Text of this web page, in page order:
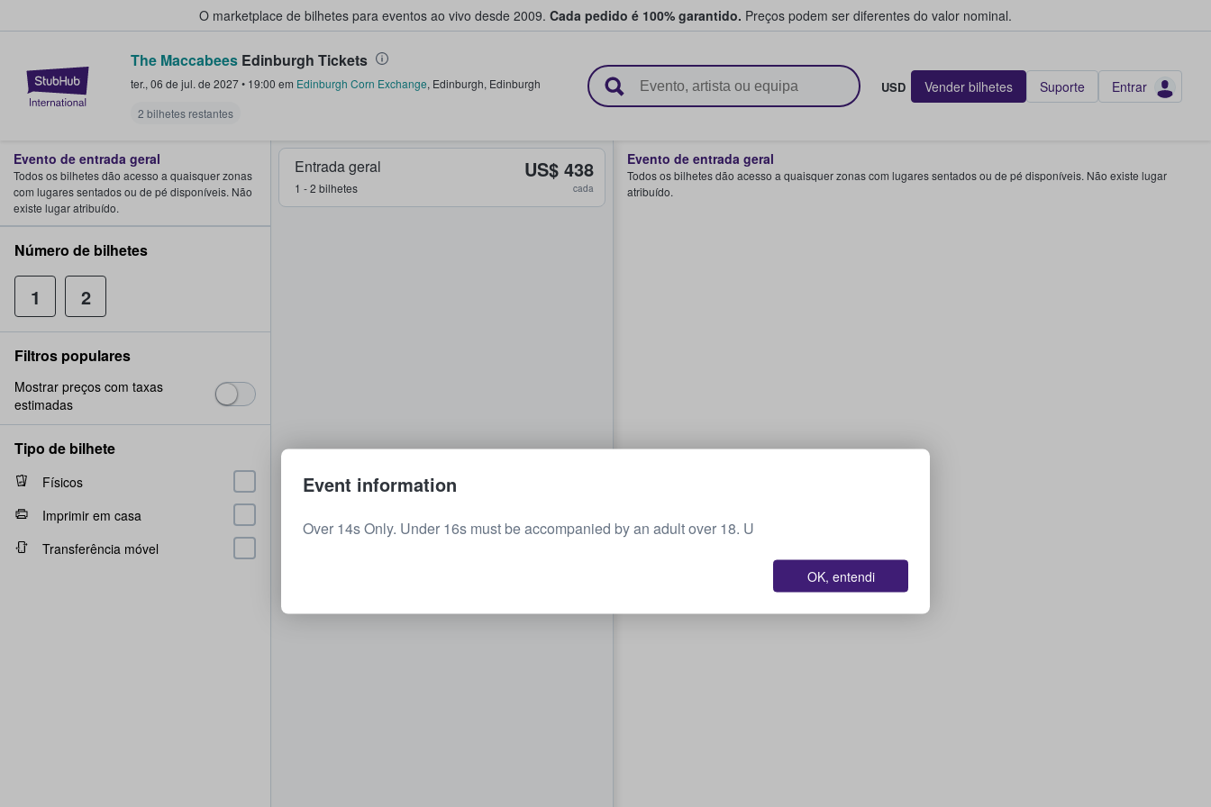
O marketplace de bilhetes para eventos ao vivo desde 2009. Cada pedido é 100% garantido. Preços podem ser diferentes do valor nominal.
StubHub – onde os fãs compram e vendem bilhetes
The Maccabees Edinburgh Tickets
ter., 06 de jul. de 2027• 19:00 em Edinburgh Corn Exchange, Edinburgh, Edinburgh
2 bilhetes restantes
USD Vender bilhetes Suporte Entrar
Entrada geral
1 - 2 bilhetes
US$ 438
cada
Evento de entrada geral
Todos os bilhetes dão acesso a quaisquer zonas com lugares sentados ou de pé disponíveis. Não existe lugar
atribuído.
Evento de entrada geral
Todos os bilhetes dão acesso a quaisquer zonas
com lugares sentados ou de pé disponíveis. Não
existe lugar atribuído.
Número de bilhetes
1 2
Filtros populares
Mostrar preços com taxas
estimadas
Tipo de bilhete
Físicos
Imprimir em casa
Transferência móvel
Event information
Over 14s Only. Under 16s must be accompanied by an adult over 18. U
OK, entendi